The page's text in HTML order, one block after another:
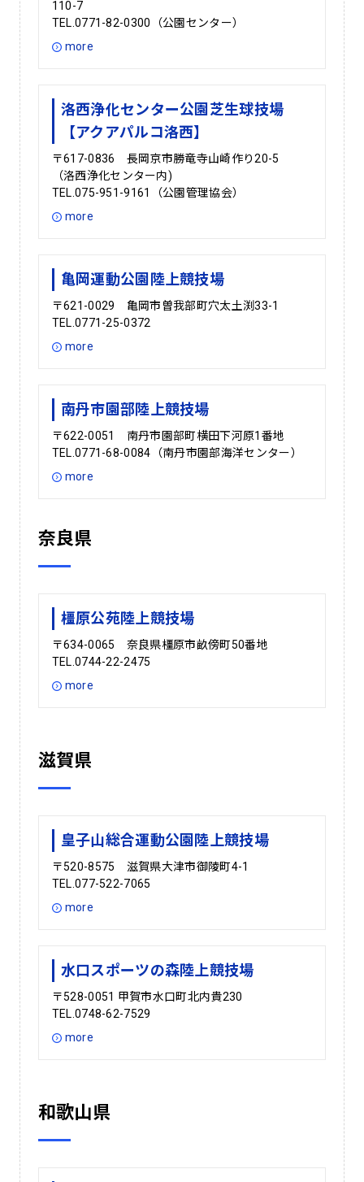
110-7
TEL.0771-82-0300（公園センター）
more
洛西浄化センター公園芝生球技場
【アクアパルコ洛西】
〒617-0836 長岡京市勝竜寺山崎作り20-5
（洛西浄化センター内)
TEL.075-951-9161（公園管理協会）
more
亀岡運動公園陸上競技場
〒621-0029 亀岡市曽我部町穴太土渕33-1
TEL.0771-25-0372
more
南丹市園部陸上競技場
〒622-0051 南丹市園部町横田下河原1番地
TEL.0771-68-0084（南丹市園部海洋センター）
more
奈良県
橿原公苑陸上競技場
〒634-0065 奈良県橿原市畝傍町50番地
TEL.0744-22-2475
more
滋賀県
皇子山総合運動公園陸上競技場
〒520-8575 滋賀県大津市御陵町4-1
TEL.077-522-7065
more
水口スポーツの森陸上競技場
〒528-0051 甲賀市水口町北内貴230
TEL.0748-62-7529
more
和歌山県